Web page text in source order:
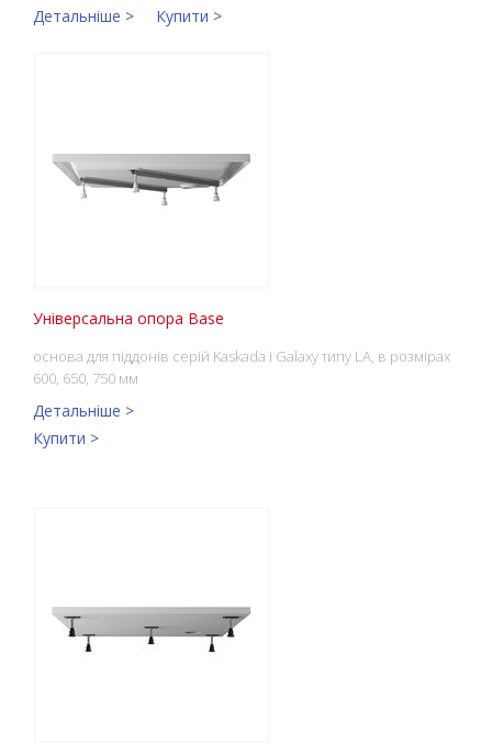
Детальніше > Купити >
Універсальна опора Base
основа для піддонів серій Kaskada і Galaxy типу LA, в розмірах
600, 650, 750 мм
Детальніше >
Купити >